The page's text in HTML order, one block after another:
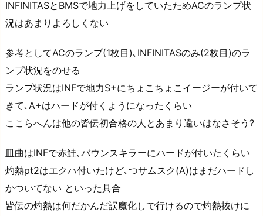
INFINITASとBMSで地力上げをしていたためACのランプ状
況はあまりよろしくない
参考としてACのランプ(1枚目)､INFINITASのみ(2枚目)のラ
ンプ状況をのせる
ランプ状況はINFで地力S+にちょこちょこイージーが付いて
きて､A+はハードが付くようになったくらい
ここらへんは他の皆伝初合格の人とあまり違いはなさそう?
皿曲はINFで赤鮭､バウンスキラーにハードが付いたくらい
灼熱pt2はエクハ付いたけど､つサムスク(A)はまだハードし
かついてない といった具合
皆伝の灼熱は何だかんだ誤魔化しで行けるので灼熱抜けに